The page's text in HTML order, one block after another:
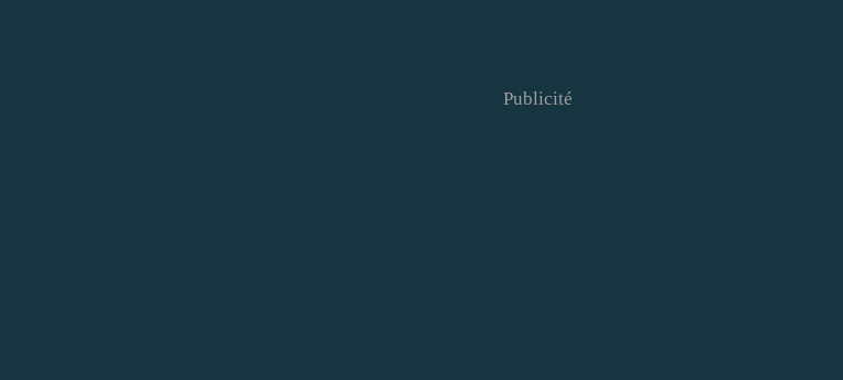
Publicité